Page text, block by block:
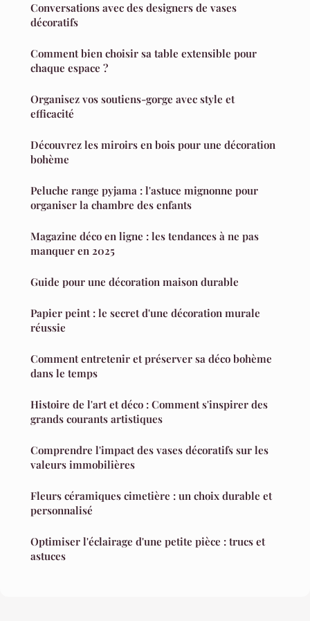
Conversations avec des designers de vases
décoratifs
Comment bien choisir sa table extensible pour
chaque espace ?
Organisez vos soutiens-gorge avec style et
efficacité
Découvrez les miroirs en bois pour une décoration
bohème
Peluche range pyjama : l'astuce mignonne pour
organiser la chambre des enfants
Magazine déco en ligne : les tendances à ne pas
manquer en 2025
Guide pour une décoration maison durable
Papier peint : le secret d'une décoration murale
réussie
Comment entretenir et préserver sa déco bohème
dans le temps
Histoire de l'art et déco : Comment s'inspirer des
grands courants artistiques
Comprendre l'impact des vases décoratifs sur les
valeurs immobilières
Fleurs céramiques cimetière : un choix durable et
personnalisé
Optimiser l'éclairage d'une petite pièce : trucs et
astuces